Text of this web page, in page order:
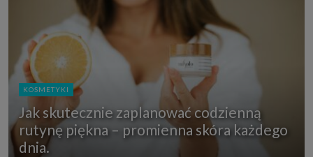
KOSMETYKI
Jak skutecznie zaplanować codzienną
rutynę piękna – promienna skóra każdego
dnia.